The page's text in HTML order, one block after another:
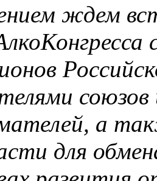
ждем
союзов
а
для